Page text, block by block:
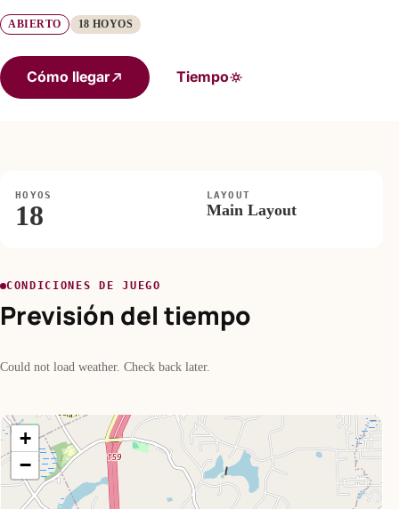
ABIERTO 18 HOYOS
Cómo llegar Tiempo
HOYOS
18
LAYOUT
Main Layout
CONDICIONES DE JUEGO
Previsión del tiempo
Could not load weather. Check back later.
+
−